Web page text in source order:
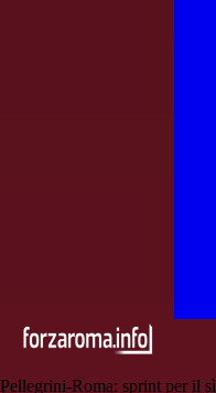
Pellegrini-Roma: sprint per il sì